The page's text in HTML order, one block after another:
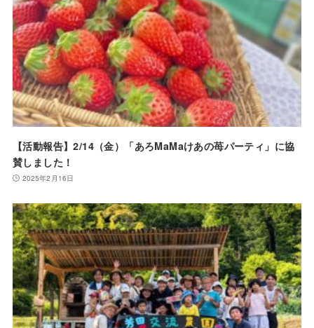
【活動報告】2/14（金）「あろMaMaけあの苺パーティ」に協
賛しました！
2025年2月16日